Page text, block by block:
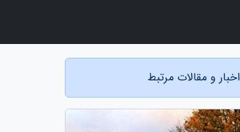
اخبار و مقالات مرتبط